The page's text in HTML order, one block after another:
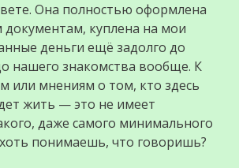
Она полностью оформлена
документам, куплена на мои
деньги ещё задолго до
нашего знакомства вообще. К
или мнениям о том, кто здесь
жить — это не имеет
даже самого минимального
понимаешь, что говоришь?